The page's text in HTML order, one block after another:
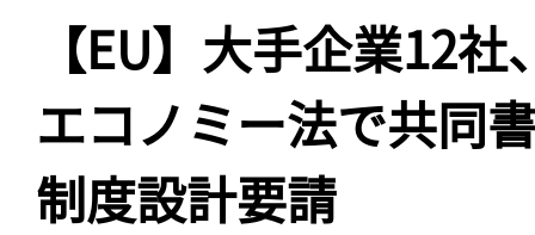
【EU】大手企業12
エコノミー法で共同
制度設計要請